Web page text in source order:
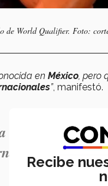
de World Qualifier. Foto:
en México, pero
”, manifestó.
en México,
Recibe